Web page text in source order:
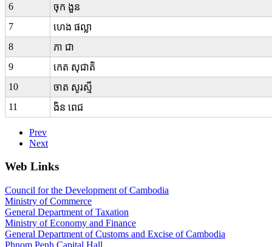
6
ចុក​ ងួន
7
ហេង​ ផល្លា
8
ភា ជា
9
កេត សុជាតិ
10
ចាត សូរស្មី
11
ងិន​ ពេជ
Prev
Next
Web Links
Council for the Development of Cambodia
Ministry of Commerce
General Department of Taxation
Ministry of Economy and Finance
General Department of Customs and Excise of Cambodia
Phnom Penh Capital Hall